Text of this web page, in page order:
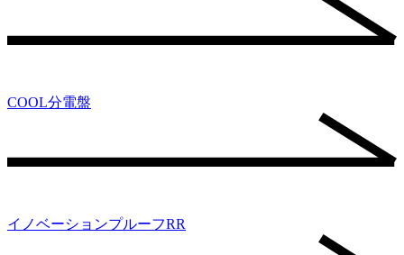
COOL分電盤
イノベーションプルーフRR